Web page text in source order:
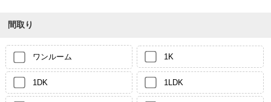
間取り
ワンルーム 1K
1DK 1LDK